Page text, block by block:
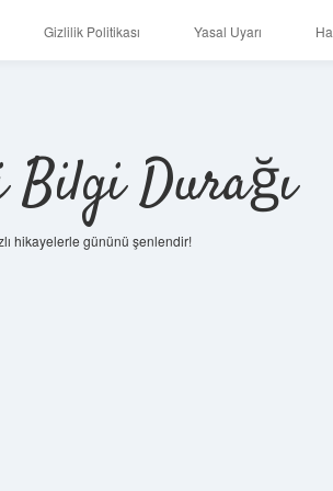
Gizlilik Politikası Yasal Uyarı
Bilgi Durağı
hikayelerle gününü şenlendir!